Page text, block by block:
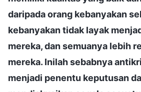
daripada orang kebanyakan
kebanyakan tidak layak
mereka, dan semuanya lebih
mereka. Inilah sebabnya
menjadi penentu keputusan